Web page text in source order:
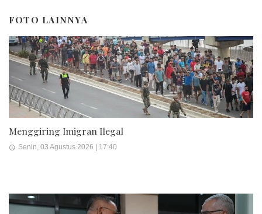
FOTO LAINNYA
Menggiring Imigran Ilegal
Senin, 03 Agustus 2026 | 17:40